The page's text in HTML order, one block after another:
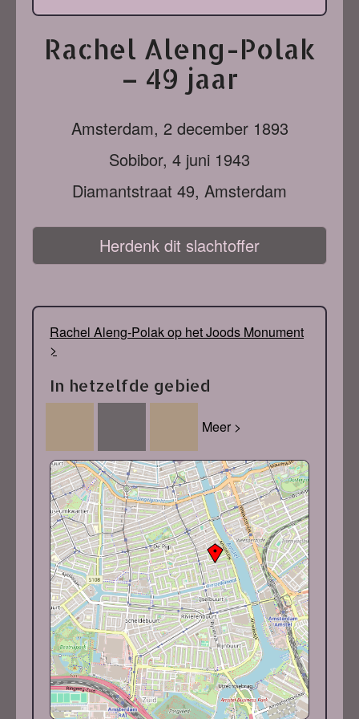
Rachel Aleng-Polak
– 49 jaar
Amsterdam, 2 december 1893
Sobibor, 4 juni 1943
Diamantstraat 49, Amsterdam
Herdenk dit slachtoffer
Rachel Aleng-Polak op het Joods Monument
>
In hetzelfde gebied
Meer >